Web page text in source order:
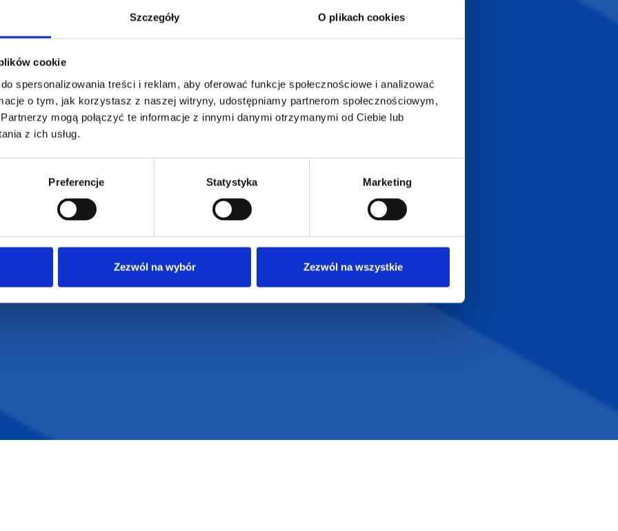
Szczegóły O plikach cookies
cookie
spersonalizowania treści i reklam, aby oferować funkcje społecznościowe i analizować
o tym, jak korzystasz z naszej witryny, udostępniamy partnerom społecznościowym,
mogą połączyć te informacje z innymi danymi otrzymanymi od Ciebie lub
z ich usług.
Preferencje Statystyka Marketing
Zezwól na wybór Zezwól na wszystkie
Czas realizacji
Dostawa i płatności
Osiecza Pierwsza 29
62-586 Rzgów
NIP: 6652893990
biuro@supergadzet.com
od poniedziałku do piątku
Dołącz do nas na